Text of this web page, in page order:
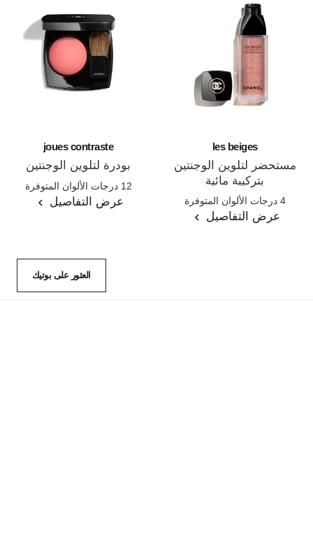
les beiges
مستحضر لتلوين الوجنتين
بتركيبة مائية
المرجع 184930
4 درجات الألوان المتوفرة
عرض التفاصيل
joues contraste
بودرة لتلوين الوجنتين
12 درجات الألوان المتوفرة
عرض التفاصيل
العثور على بوتيك